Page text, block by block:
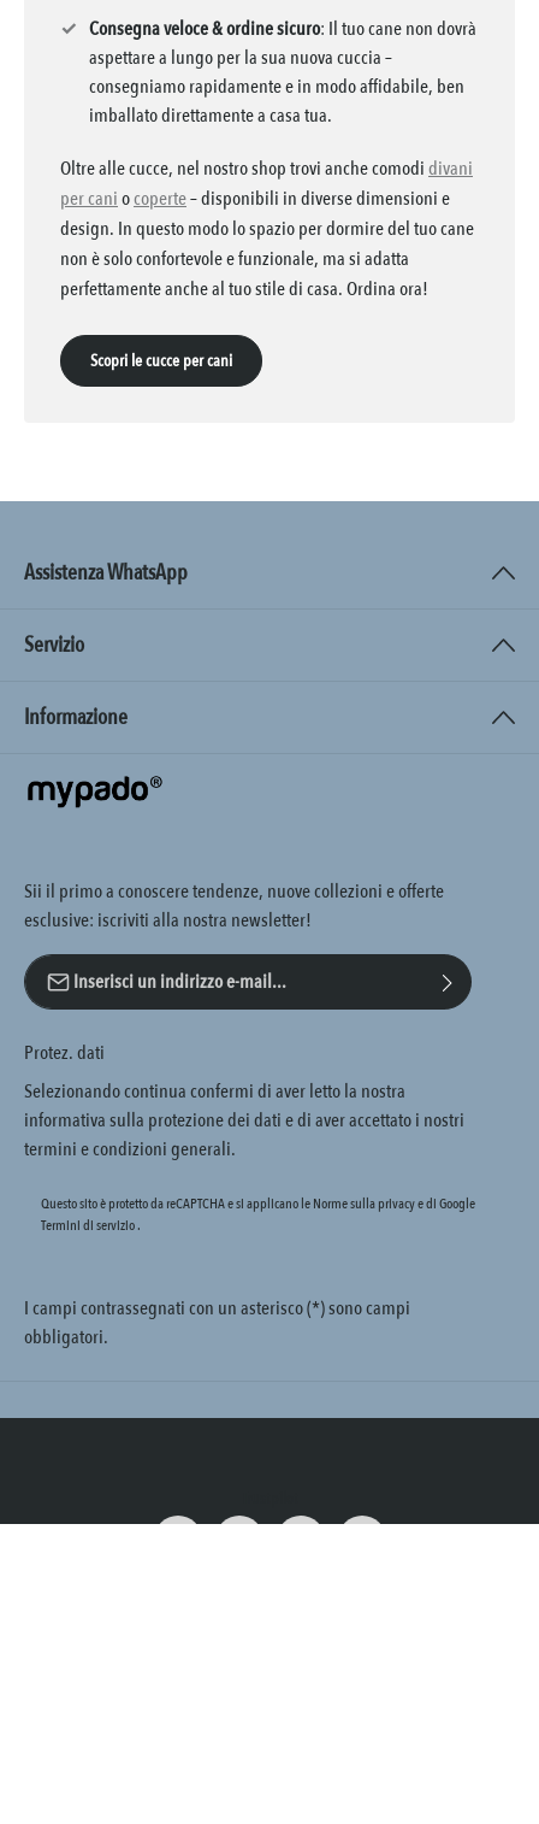
✓ Consegna veloce & ordine sicuro: Il tuo cane non dovrà
aspettare a lungo per la sua nuova cuccia –
consegniamo rapidamente e in modo affidabile, ben
imballato direttamente a casa tua.
Oltre alle cucce, nel nostro shop trovi anche comodidivani
per caniocoperte– disponibili in diverse dimensioni e
design. In questo modo lo spazio per dormire del tuo cane
non è solo confortevole e funzionale, ma si adatta
perfettamente anche al tuo stile di casa. Ordina ora!
Scopri le cucce per cani
Assistenza WhatsApp
Servizio
Informazione
Sii il primo a conoscere tendenze, nuove collezioni e offerte
esclusive: iscriviti alla nostra newsletter!
Indirizzo e-mail*
Protez. dati
Selezionando continua confermi di aver letto la nostra
informativa sulla protezione dei datie di aver accettato i nostri
termini e condizioni generali.
Questo sito è protetto da reCAPTCHA e si applicano le Norme sulla privacy edi Google
Termini di servizio.
I campi contrassegnati con un asterisco (*) sono campi
obbligatori.